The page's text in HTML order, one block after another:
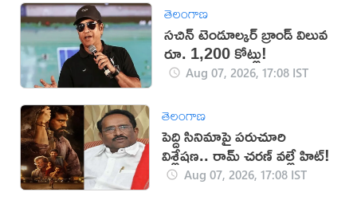
తెలంగాణ
సచిన్ టెండూల్కర్ బ్రాండ్ విలువ
రూ. 1,200 కోట్లు!
Aug 07, 2026, 17:08 IST
తెలంగాణ
పెద్ది సినిమాపై పరుచూరి
విశ్లేషణ.. రామ్ చరణ్ వల్లే హిట్!
Aug 07, 2026, 17:08 IST